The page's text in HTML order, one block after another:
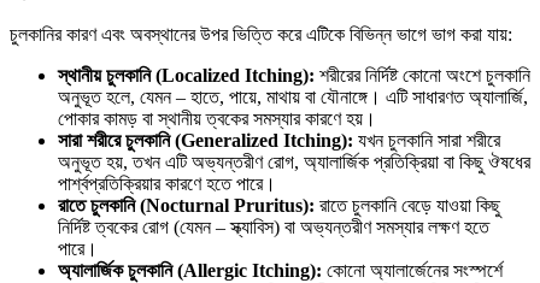
চুলকানির কারণ এবং অবস্থানের উপর ভিত্তি করে এটিকে বিভিন্ন ভাগে ভাগ করা যায়:
স্থানীয় চুলকানি (Localized Itching): শরীরের নির্দিষ্ট কোনো অংশে চুলকানি
অনুভূত হলে, যেমন – হাতে, পায়ে, মাথায় বা যৌনাঙ্গে। এটি সাধারণত অ্যালার্জি,
পোকার কামড় বা স্থানীয় ত্বকের সমস্যার কারণে হয়।
সারা শরীরে চুলকানি (Generalized Itching): যখন চুলকানি সারা শরীরে
অনুভূত হয়, তখন এটি অভ্যন্তরীণ রোগ, অ্যালার্জিক প্রতিক্রিয়া বা কিছু ঔষধের
পার্শ্বপ্রতিক্রিয়ার কারণে হতে পারে।
রাতে চুলকানি (Nocturnal Pruritus): রাতে চুলকানি বেড়ে যাওয়া কিছু
নির্দিষ্ট ত্বকের রোগ (যেমন – স্ক্যাবিস) বা অভ্যন্তরীণ সমস্যার লক্ষণ হতে
পারে।
অ্যালার্জিক চুলকানি (Allergic Itching): কোনো অ্যালার্জেনের সংস্পর্শে